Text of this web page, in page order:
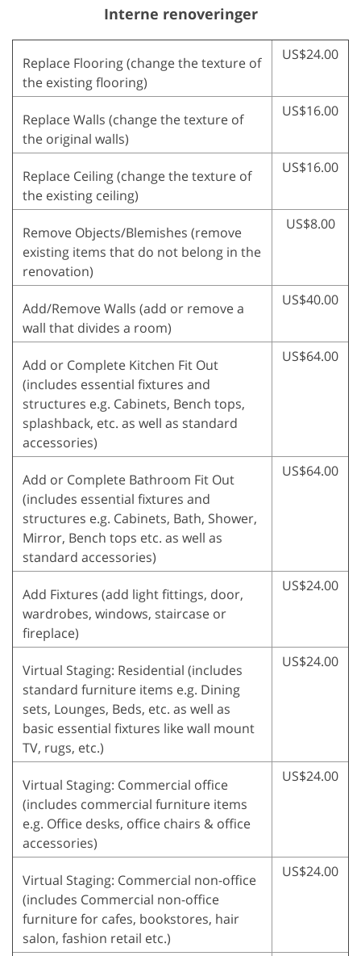
Interne renoveringer
Replace Flooring (change the texture of
the existing flooring)
US$24.00
Replace Walls (change the texture of
the original walls)
US$16.00
Replace Ceiling (change the texture of
the existing ceiling)
US$16.00
Remove Objects/Blemishes (remove
existing items that do not belong in the
renovation)
US$8.00
Add/Remove Walls (add or remove a
wall that divides a room)
US$40.00
Add or Complete Kitchen Fit Out
(includes essential fixtures and
structures e.g. Cabinets, Bench tops,
splashback, etc. as well as standard
accessories)
US$64.00
Add or Complete Bathroom Fit Out
(includes essential fixtures and
structures e.g. Cabinets, Bath, Shower,
Mirror, Bench tops etc. as well as
standard accessories)
US$64.00
Add Fixtures (add light fittings, door,
wardrobes, windows, staircase or
fireplace)
US$24.00
Virtual Staging: Residential (includes
standard furniture items e.g. Dining
sets, Lounges, Beds, etc. as well as
basic essential fixtures like wall mount
TV, rugs, etc.)
US$24.00
Virtual Staging: Commercial office
(includes commercial furniture items
e.g. Office desks, office chairs & office
accessories)
US$24.00
Virtual Staging: Commercial non-office
(includes Commercial non-office
furniture for cafes, bookstores, hair
salon, fashion retail etc.)
US$24.00